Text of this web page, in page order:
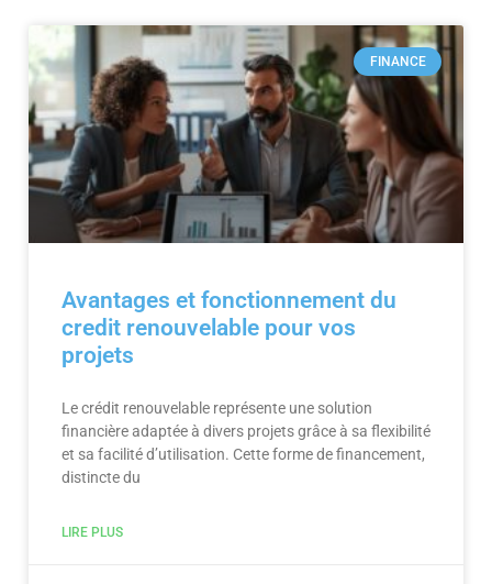
FINANCE
Avantages et fonctionnement du
credit renouvelable pour vos
projets
Le crédit renouvelable représente une solution
financière adaptée à divers projets grâce à sa flexibilité
et sa facilité d’utilisation. Cette forme de financement,
distincte du
LIRE PLUS